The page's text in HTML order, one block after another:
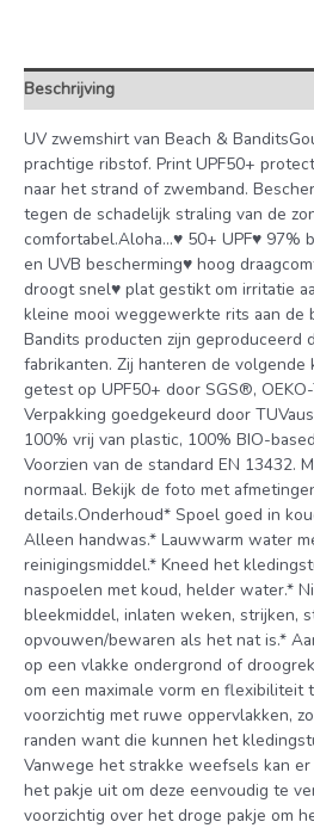
Beschrijving
UV zwemshirt van Beach &
prachtige ribstof. Print UPF50+
naar het strand of zwemband.
tegen de schadelijk straling van de
comfortabel.Aloha…♥ 50+ UPF♥ 97%
en UVB bescherming♥ hoog
droogt snel♥ plat gestikt om irritatie
kleine mooi weggewerkte rits aan de
Bandits producten zijn geproduceerd
fabrikanten. Zij hanteren de
getest op UPF50+ door SGS®,
Verpakking goedgekeurd door
100% vrij van plastic, 100% BIO-
Voorzien van de standard EN 13432.
normaal. Bekijk de foto met
details.Onderhoud* Spoel goed in
Alleen handwas.* Lauwwarm water
reinigingsmiddel.* Kneed het
naspoelen met koud, helder water.*
bleekmiddel, inlaten weken, strijken,
opvouwen/bewaren als het nat is.*
op een vlakke ondergrond of
om een maximale vorm en flexibiliteit
voorzichtig met ruwe oppervlakken,
randen want die kunnen het
Vanwege het strakke weefsels kan
het pakje uit om deze eenvoudig te
voorzichtig over het droge pakje om